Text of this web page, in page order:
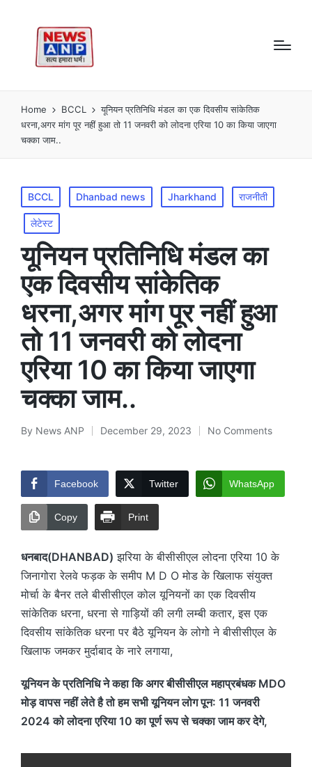
Home BCCL
यूनियन प्रतिनिधि मंडल का एक दिवसीय सांकेतिक
धरना,अगर मांग पूर नहीं हुआ तो 11 जनवरी को लोदना एरिया 10 का किया जाएगा
चक्का जाम..
Posted
in
BCCL Dhanbad news Jharkhand राजनीती
लेटेस्ट
यूनियन प्रतिनिधि मंडल का
एक दिवसीय सांकेतिक
धरना,अगर मांग पूर नहीं हुआ
तो 11 जनवरी को लोदना
एरिया 10 का किया जाएगा
चक्का जाम..
Posted
By News ANP December 29, 2023 No Comments
Facebook Twitter WhatsApp
Copy Print
धनबाद(DHANBAD) झरिया के बीसीसीएल लोदना एरिया 10 के
जिनागोरा रेलवे फड़क के समीप M D O मोड के खिलाफ संयुक्त
मोर्चा के बैनर तले बीसीसीएल कोल यूनियनों का एक दिवसीय
सांकेतिक धरना, धरना से गाड़ियों की लगी लम्बी कतार, इस एक
दिवसीय सांकेतिक धरना पर बैठे यूनियन के लोगो ने बीसीसीएल के
खिलाफ जमकर मुर्दाबाद के नारे लगाया,
यूनियन के प्रतिनिधि ने कहा कि अगर बीसीसीएल महाप्रबंधक MDO
मोड़ वापस नहीं लेते है तो हम सभी यूनियन लोग पून: 11 जनवरी
2024 को लोदना एरिया 10 का पूर्ण रूप से चक्का जाम कर देगे,